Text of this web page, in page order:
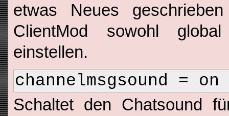
etwas Neues
ClientMod sowohl
einstellen.
channelmsgsound = on
Schaltet den Chatsound